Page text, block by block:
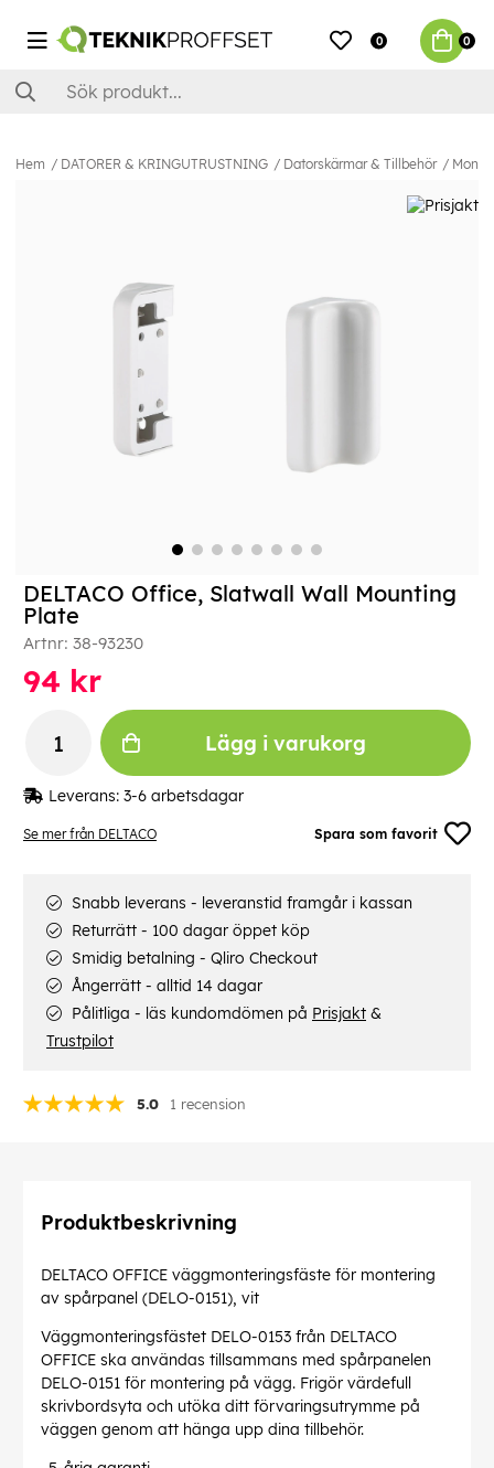
0 0
Hem DATORER & KRINGUTRUSTNING Datorskärmar & Tillbehör
Se mer från DELTACO Spara som favorit
DELTACO Office, Slatwall Wall Mounting
Plate
Artnr: 38-93230
5.0 1 recension
94 kr
Lägg i varukorg
Leverans: 3-6 arbetsdagar
Snabb leverans - leveranstid framgår i kassan
Returrätt - 100 dagar öppet köp
Smidig betalning - Qliro Checkout
Ångerrätt - alltid 14 dagar
Pålitliga - läs kundomdömen på Prisjakt &
Trustpilot
Produktbeskrivning
DELTACO OFFICE väggmonteringsfäste för montering
av spårpanel (DELO-0151), vit
Väggmonteringsfästet DELO-0153 från DELTACO
OFFICE ska användas tillsammans med spårpanelen
DELO-0151 för montering på vägg. Frigör värdefull
skrivbordsyta och utöka ditt förvaringsutrymme på
väggen genom att hänga upp dina tillbehör.